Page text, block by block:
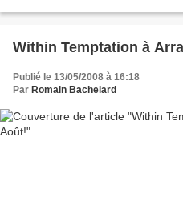
Within Temptation à
Publié le 13/05/2008 à 16:18
Par Romain Bachelard